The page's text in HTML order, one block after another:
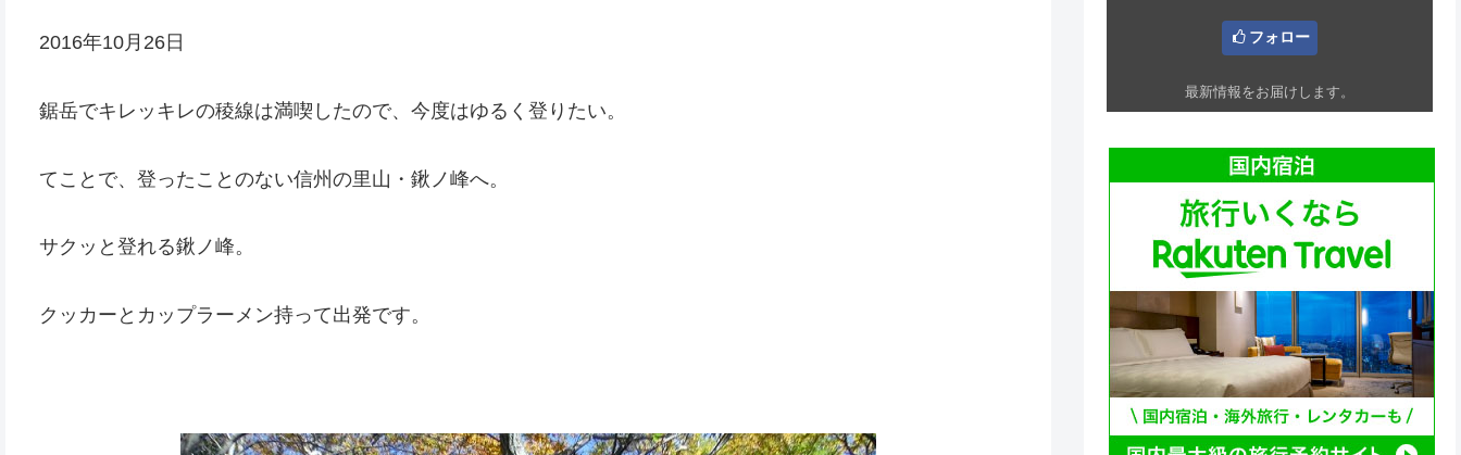
2016年10月26日
鋸岳でキレッキレの稜線は満喫したので、今度はゆるく登りたい。
てことで、登ったことのない信州の里山・鍬ノ峰へ。
サクッと登れる鍬ノ峰。
クッカーとカップラーメン持って出発です。
フォロー
最新情報をお届けします。